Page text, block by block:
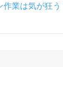
作業は気が狂